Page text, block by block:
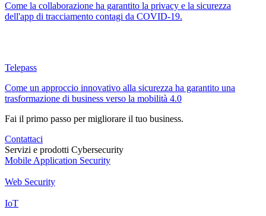
Come la collaborazione ha garantito la privacy e la sicurezza
dell'app di tracciamento contagi da COVID-19.
Telepass
Come un approccio innovativo alla sicurezza ha garantito una
trasformazione di business verso la mobilità 4.0
Fai il primo passo per migliorare il tuo business.
Contattaci
Servizi e prodotti Cybersecurity
Mobile Application Security
Web Security
IoT